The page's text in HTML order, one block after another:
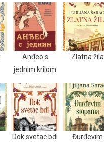
Anđeo s
jednim krilom
Zlatna žila
Dok svetac bdi
Đurđevim